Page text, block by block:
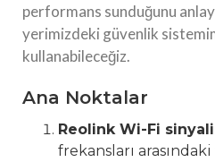
performans sunduğunu
yerimizdeki güvenlik
kullanabileceğiz.
Ana Noktalar
Reolink Wi-Fi
frekansları